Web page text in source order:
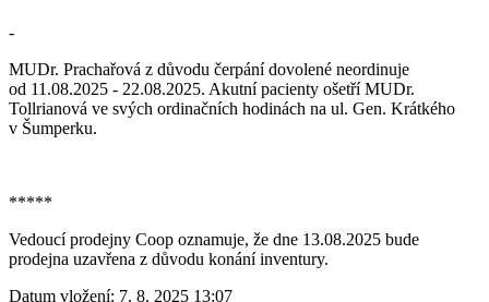
-
MUDr. Prachařová z důvodu čerpání dovolené neordinuje
od 11.08.2025 - 22.08.2025. Akutní pacienty ošetří MUDr.
Tollrianová ve svých ordinačních hodinách na ul. Gen. Krátkého
v Šumperku.
*****
Vedoucí prodejny Coop oznamuje, že dne 13.08.2025 bude
prodejna uzavřena z důvodu konání inventury.
Datum vložení: 7. 8. 2025 13:07